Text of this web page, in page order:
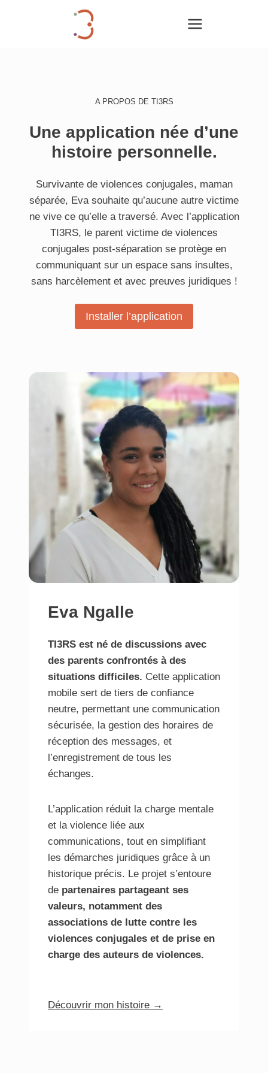
A PROPOS DE TI3RS
Une application née d’une
histoire personnelle.
Survivante de violences conjugales, maman
séparée, Eva souhaite qu’aucune autre victime
ne vive ce qu’elle a traversé. Avec l’application
TI3RS, le parent victime de violences
conjugales post-séparation se protège en
communiquant sur un espace sans insultes,
sans harcèlement et avec preuves juridiques !
Installer l’application
Eva Ngalle
TI3RS est né de discussions avec
des parents confrontés à des
situations difficiles. Cette application
mobile sert de tiers de confiance
neutre, permettant une communication
sécurisée, la gestion des horaires de
réception des messages, et
l’enregistrement de tous les
échanges.
L’application réduit la charge mentale
et la violence liée aux
communications, tout en simplifiant
les démarches juridiques grâce à un
historique précis. Le projet s’entoure
de partenaires partageant ses
valeurs, notamment des
associations de lutte contre les
violences conjugales et de prise en
charge des auteurs de violences.
Découvrir mon histoire →